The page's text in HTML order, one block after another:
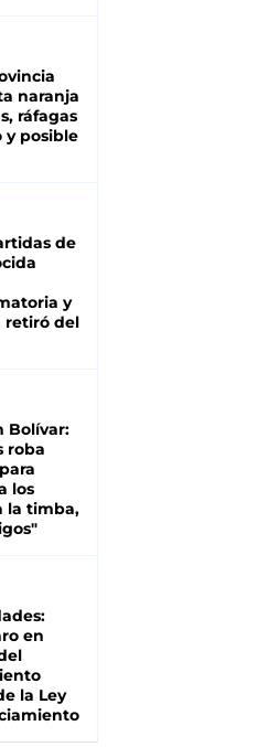
naranja
ráfagas
y posible
de
y
retiró del
Bolívar:
roba
los
la timba,
en
la Ley